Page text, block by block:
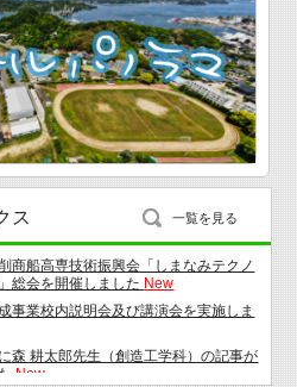
ム工学専攻2年生による特別研究最終
催しましたNew
げ3位入賞！電子機械工学科3年杠学
イ出場へNew
財産セミナーを開催しましたNew
商船高等専門学校２校定期戦が開催さ
ス 一覧を見る
商船高専技術振興会「しまなみテクノ
総会を開催しました New
事業校内説明会及び講演会を実施しま
森 耕太郎先生（創造工学科）の記事が
New